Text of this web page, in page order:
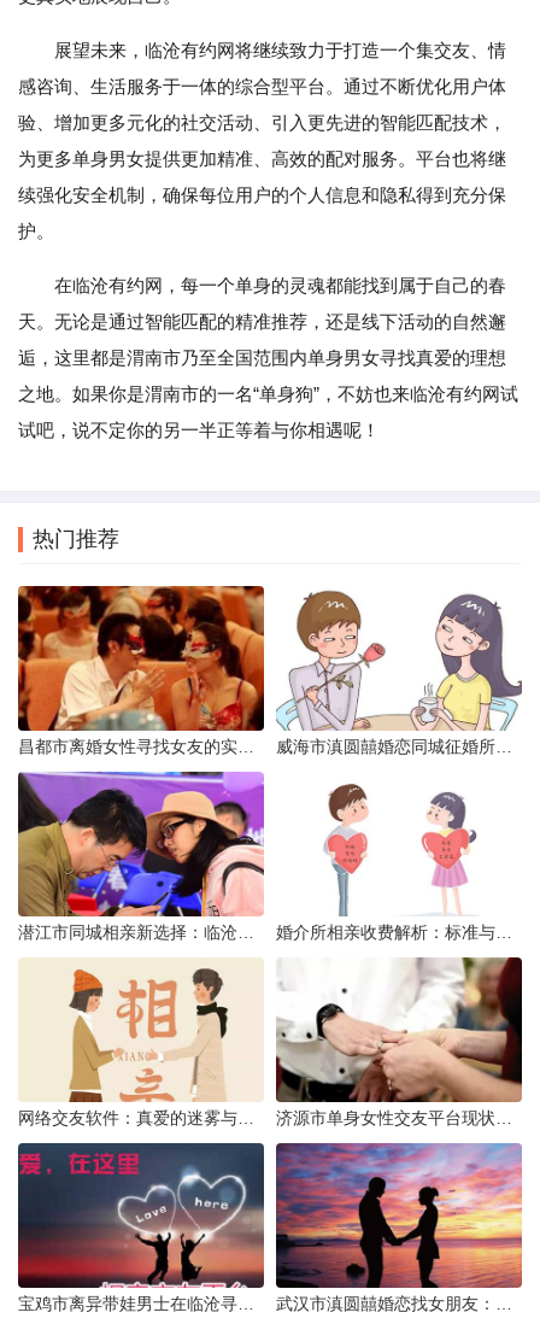
展望未来，临沧有约网将继续致力于打造一个集交友、情
感咨询、生活服务于一体的综合型平台。通过不断优化用户体
验、增加更多元化的社交活动、引入更先进的智能匹配技术，
为更多单身男女提供更加精准、高效的配对服务。平台也将继
续强化安全机制，确保每位用户的个人信息和隐私得到充分保
护。
在临沧有约网，每一个单身的灵魂都能找到属于自己的春
天。无论是通过智能匹配的精准推荐，还是线下活动的自然邂
逅，这里都是渭南市乃至全国范围内单身男女寻找真爱的理想
之地。如果你是渭南市的一名“单身狗”，不妨也来临沧有约网试
试吧，说不定你的另一半正等着与你相遇呢！
热门推荐